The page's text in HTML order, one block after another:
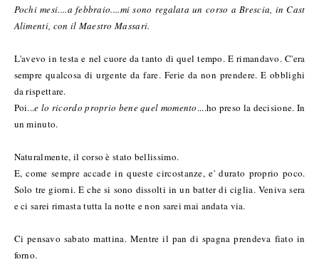
Pochi mesi....a febbraio....mi sono regalata un corso a Brescia, in Cast
Alimenti, con il Maestro Massari.
L'avevo in testa e nel cuore da tanto di quel tempo. E rimandavo. C'era
sempre qualcosa di urgente da fare. Ferie da non prendere. E obblighi
da rispettare.
Poi...e lo ricordo proprio bene quel momento....ho preso la decisione. In
un minuto.
Naturalmente, il corso è stato bellissimo.
E, come sempre accade in queste circostanze, e' durato proprio poco.
Solo tre giorni. E che si sono dissolti in un batter di ciglia. Veniva sera
e ci sarei rimasta tutta la notte e non sarei mai andata via.
Ci pensavo sabato mattina. Mentre il pan di spagna prendeva fiato in
forno.